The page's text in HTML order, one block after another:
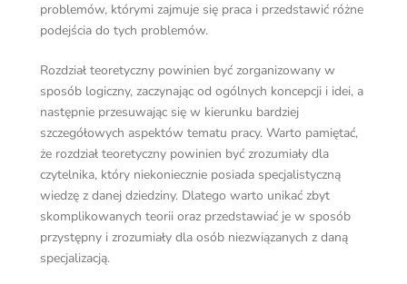
problemów, którymi zajmuje się praca i przedstawić różne
podejścia do tych problemów.
Rozdział teoretyczny powinien być zorganizowany w
sposób logiczny, zaczynając od ogólnych koncepcji i idei, a
następnie przesuwając się w kierunku bardziej
szczegółowych aspektów tematu pracy. Warto pamiętać,
że rozdział teoretyczny powinien być zrozumiały dla
czytelnika, który niekoniecznie posiada specjalistyczną
wiedzę z danej dziedziny. Dlatego warto unikać zbyt
skomplikowanych teorii oraz przedstawiać je w sposób
przystępny i zrozumiały dla osób niezwiązanych z daną
specjalizacją.